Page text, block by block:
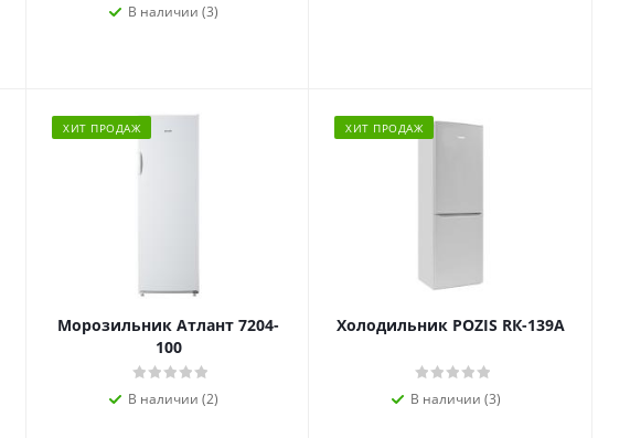
В наличии (3)
ХИТ ПРОДАЖ
Морозильник Атлант 7204-
100
В наличии (2)
ХИТ ПРОДАЖ
Холодильник POZIS RК-139А
В наличии (3)